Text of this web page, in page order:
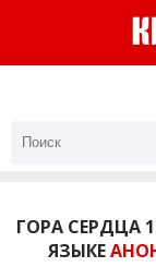
ГОРА СЕРДЦА
ЯЗЫКЕ